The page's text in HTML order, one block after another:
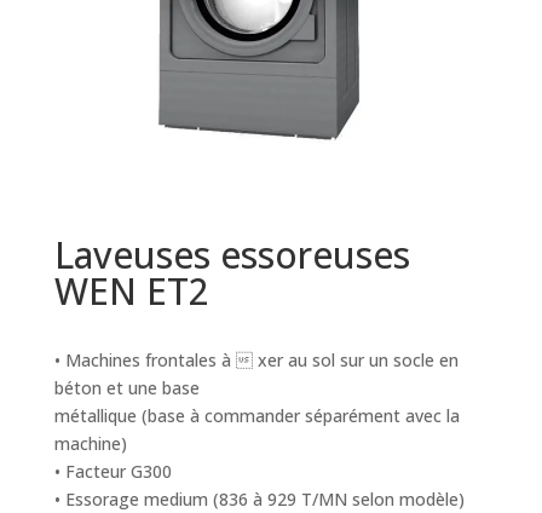
Laveuses essoreuses
WEN ET2
• Machines frontales à  xer au sol sur un socle en
béton et une base
métallique (base à commander séparément avec la
machine)
• Facteur G300
• Essorage medium (836 à 929 T/MN selon modèle)